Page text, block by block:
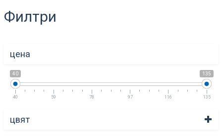
Филтри
цена
40 135
40 59 78 97 116 135
цвят